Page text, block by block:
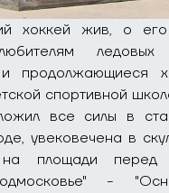
хоккей жив, о
ледовых
продолжающиеся
спортивной
все силы в
увековечена в
на площади перед
-